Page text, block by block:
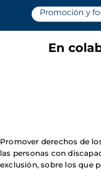
Promoción y
En
Promover derechos de
las personas con
exclusión, sobre los que